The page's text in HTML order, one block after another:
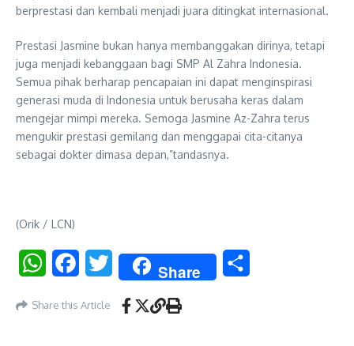
berprestasi dan kembali menjadi juara ditingkat internasional.
Prestasi Jasmine bukan hanya membanggakan dirinya, tetapi
juga menjadi kebanggaan bagi SMP Al Zahra Indonesia.
Semua pihak berharap pencapaian ini dapat menginspirasi
generasi muda di Indonesia untuk berusaha keras dalam
mengejar mimpi mereka. Semoga Jasmine Az-Zahra terus
mengukir prestasi gemilang dan menggapai cita-citanya
sebagai dokter dimasa depan,”tandasnya.
(Orik / LCN)
WhatsAppFacebookTwitter Share
Share this Article